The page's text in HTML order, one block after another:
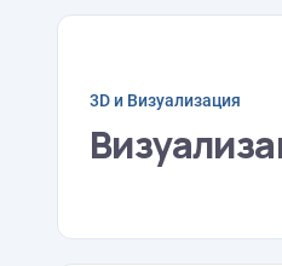
3D и Визуализация